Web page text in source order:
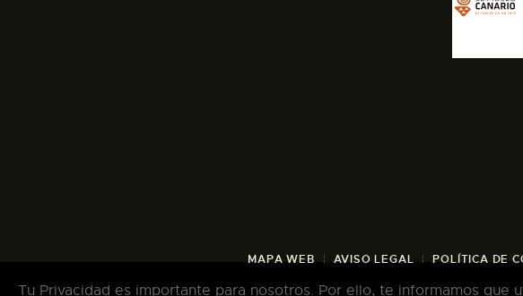
MAPA WEB AVISO LEGAL POLÍTICA DE
Tu Privacidad es importante para nosotros. Por ello, te informamos